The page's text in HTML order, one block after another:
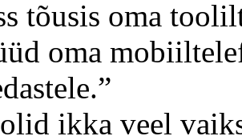
tõusis oma
oma
ikka veel